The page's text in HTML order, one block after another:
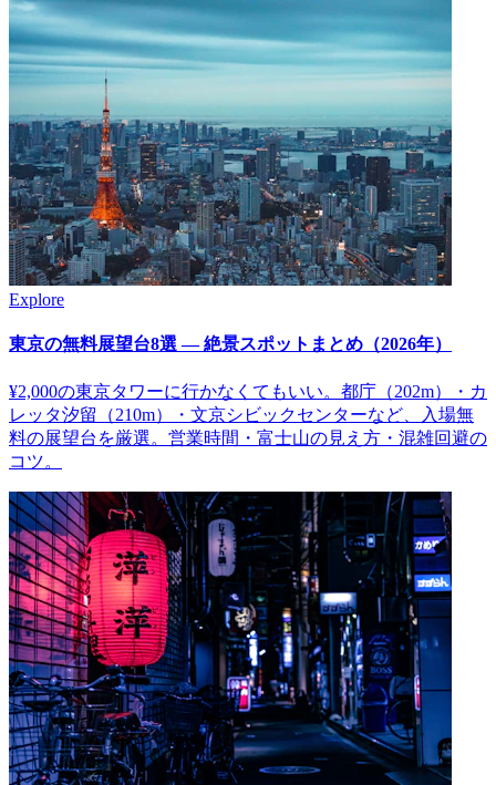
Explore
東京の無料展望台8選 — 絶景スポットまとめ（2026年）
¥2,000の東京タワーに行かなくてもいい。都庁（202m）・カ
レッタ汐留（210m）・文京シビックセンターなど、入場無
料の展望台を厳選。営業時間・富士山の見え方・混雑回避の
コツ。